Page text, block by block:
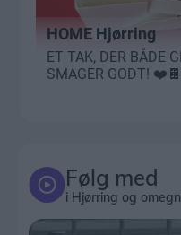
Følg med
i Hjørring og omegn